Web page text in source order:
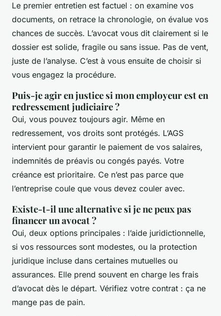
Le premier entretien est factuel : on examine vos
documents, on retrace la chronologie, on évalue vos
chances de succès. L’avocat vous dit clairement si le
dossier est solide, fragile ou sans issue. Pas de vent,
juste de l’analyse. C’est à vous ensuite de choisir si
vous engagez la procédure.
Puis-je agir en justice si mon employeur est en
redressement judiciaire ?
Oui, vous pouvez toujours agir. Même en
redressement, vos droits sont protégés. L’AGS
intervient pour garantir le paiement de vos salaires,
indemnités de préavis ou congés payés. Votre
créance est prioritaire. Ce n’est pas parce que
l’entreprise coule que vous devez couler avec.
Existe-t-il une alternative si je ne peux pas
financer un avocat ?
Oui, deux options principales : l’aide juridictionnelle,
si vos ressources sont modestes, ou la protection
juridique incluse dans certaines mutuelles ou
assurances. Elle prend souvent en charge les frais
d’avocat dès le départ. Vérifiez votre contrat : ça ne
mange pas de pain.